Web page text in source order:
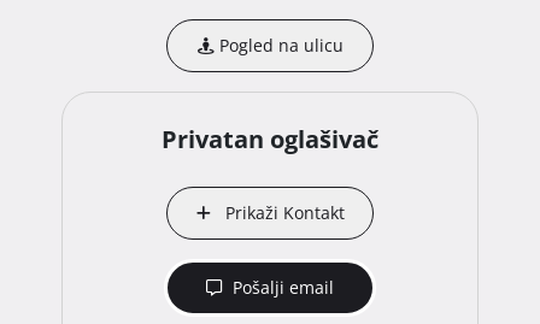
Pogled na ulicu
Privatan oglašivač
Prikaži Kontakt
Pošalji email